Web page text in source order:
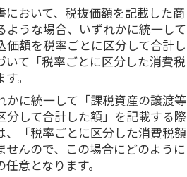
おいて、税抜価額を記載した商
うな場合、いずれかに統一して
価額を税率ごとに区分して合計し
て「税率ごとに区分した消費税
。
かに統一して「課税資産の譲渡等
して合計した額」を記載する際
「税率ごとに区分した消費税額
んので、この場合にどのように
意となります。